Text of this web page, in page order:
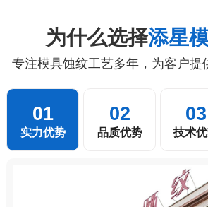
为什么选择添星
专注模具蚀纹工艺多年，为客户提
01
实力优势
02
品质优势
03
技术